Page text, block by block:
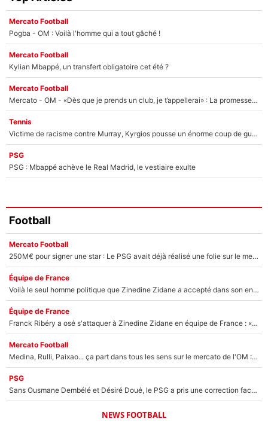
Mercato Football
Pogba - OM : Voilà l'homme qui a tout gâché !
Mercato Football
Kylian Mbappé, un transfert obligatoire cet été ?
Mercato Football
Mercato - OM - «Dès que je prends un club, je t’appellerai» : La promesse de Marcelino au moment de claquer la porte
Tennis
Victime de racisme contre Murray, Kyrgios pousse un énorme coup de gueule !
PSG
PSG : Mbappé achève le Real Madrid, le vestiaire exulte
Football
Mercato Football
250M€ pour signer une star : Le PSG avait déjà réalisé une folie sur le mercato bien avant Neymar !
Équipe de France
Voilà le seul homme politique que Zinedine Zidane a accepté dans son entourage : «Je garde un très bon souvenir de lui»
Équipe de France
Franck Ribéry a osé s'attaquer à Zinedine Zidane en équipe de France : «Je n'aurais jamais fait ça»
Mercato Football
Medina, Rulli, Paixao... ça part dans tous les sens sur le mercato de l'OM : Frank McCourt va enfin récupérer l'argent qu'il attend ?
PSG
Sans Ousmane Dembélé et Désiré Doué, le PSG a pris une correction face à Majorque : Luis Enrique attend avec impatience des renforts !
NEWS FOOTBALL